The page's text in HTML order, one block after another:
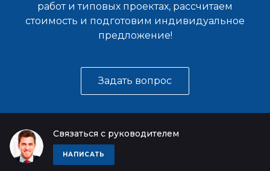
работ и типовых проектах, рассчитаем
стоимость и подготовим индивидуальное
предложение!
Задать вопрос
Связаться с руководителем
НАПИСАТЬ